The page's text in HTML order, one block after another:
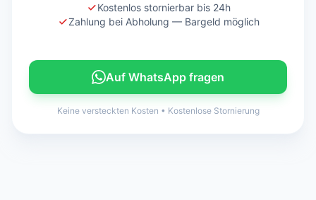
Kostenlos stornierbar bis 24h
Zahlung bei Abholung — Bargeld möglich
Auf WhatsApp fragen
Keine versteckten Kosten • Kostenlose Stornierung